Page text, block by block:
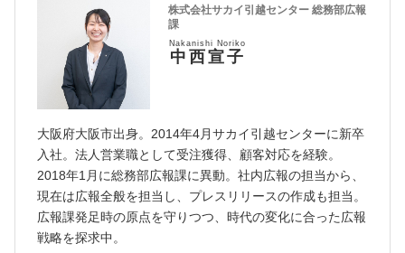
株式会社サカイ引越センター 総務部広報
課
中西宣子
Nakanishi Noriko
大阪府大阪市出身。2014年4月サカイ引越センターに新卒
入社。法人営業職として受注獲得、顧客対応を経験。
2018年1月に総務部広報課に異動。社内広報の担当から、
現在は広報全般を担当し、プレスリリースの作成も担当。
広報課発足時の原点を守りつつ、時代の変化に合った広報
戦略を探求中。